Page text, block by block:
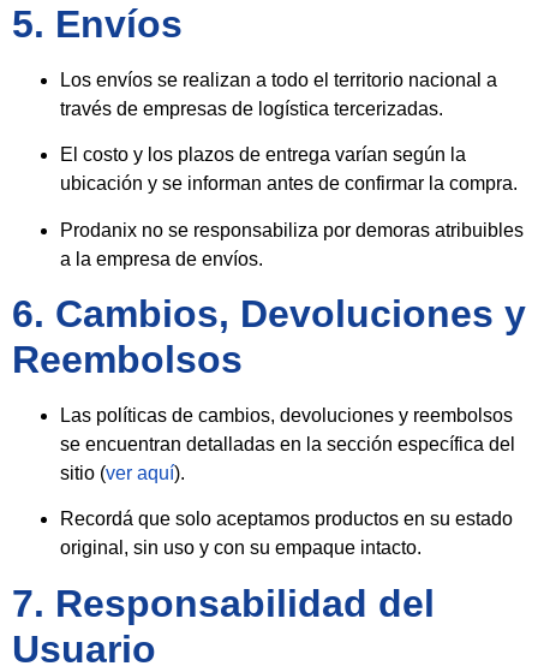
5. Envíos
Los envíos se realizan a todo el territorio nacional a
través de empresas de logística tercerizadas.
El costo y los plazos de entrega varían según la
ubicación y se informan antes de confirmar la compra.
Prodanix no se responsabiliza por demoras atribuibles
a la empresa de envíos.
6. Cambios, Devoluciones y
Reembolsos
Las políticas de cambios, devoluciones y reembolsos
se encuentran detalladas en la sección específica del
sitio (ver aquí).
Recordá que solo aceptamos productos en su estado
original, sin uso y con su empaque intacto.
7. Responsabilidad del
Usuario